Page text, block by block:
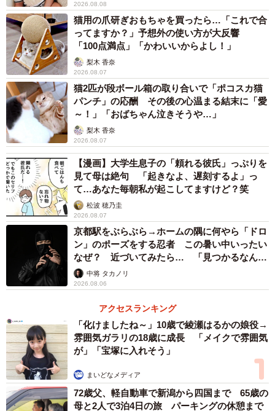
瀬尾さんにお話を聞いた。
4/6
なにげない街路樹の植え桝ですが（瀬尾一樹さん提供）
ーーこの光景をご覧になって。
瀬尾：“草のマンション”は街中でしばしば見られますが、こ
んなに綺麗な草のマンションは少し珍しいのでうれしいで
す！
ーー投稿に大きな反響がありました。
2026.08.08
猫用の爪研ぎおもちゃを買ったら…「これで合
ってますか？」予想外の使い方が大反響
「100点満点」「かわいいからよし！」
梨木 香奈
2026.08.07
猫2匹が段ボール箱の取り合いで「ポコスカ猫
パンチ」の応酬 その後の心温まる結末に「愛
～！」「おばちゃん泣きそうや…」
梨木 香奈
2026.08.07
【漫画】大学生息子の「頼れる彼氏」っぷりを
見て母は絶句 「起きなよ、遅刻するよ」っ
て…あなた毎朝私が起こしてますけど？笑
松波 穂乃圭
2026.08.07
京都駅をぶらぶら→ホームの隅に何やら「ドロ
ン」のポーズをする忍者 この暑い中いったい
なぜ？ 近づいてみたら… 「見つかるなんて
未熟」中将 タカノリ
2026.08.06
アクセスランキング
「化けましたね～」10歳で綾瀬はるかの娘役→
雰囲気ガラリの18歳に成長 「メイクで雰囲気
が」「宝塚に入れそう」
まいどなメディア
72歳父、軽自動車で新潟から四国まで 65歳の
母と2人で3泊4日の旅 パーキングの休憩まで